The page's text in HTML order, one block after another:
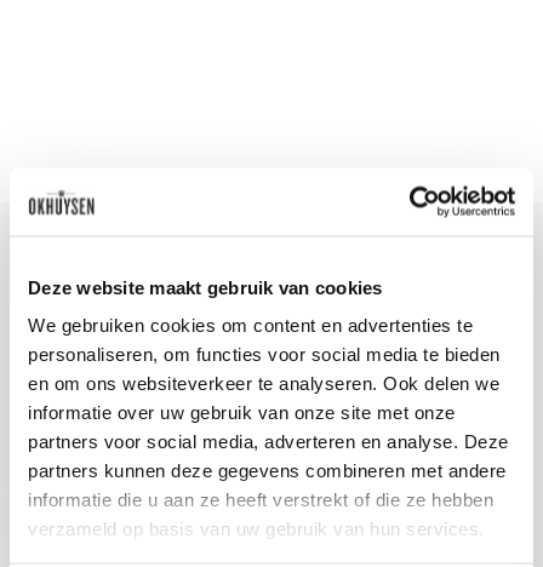
Deze website maakt gebruik van cookies
We gebruiken cookies om content en advertenties te
personaliseren, om functies voor social media te bieden
en om ons websiteverkeer te analyseren. Ook delen we
informatie over uw gebruik van onze site met onze
partners voor social media, adverteren en analyse. Deze
partners kunnen deze gegevens combineren met andere
informatie die u aan ze heeft verstrekt of die ze hebben
verzameld op basis van uw gebruik van hun services.
Blijf op de hoogte
Ontvang het laatste wijnnieuws, proeverijen en
evenementen
E-mailadres
Aanmelden